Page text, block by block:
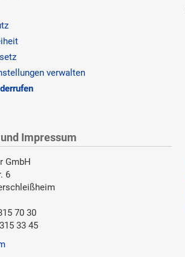
verwalten
Impressum
GmbH
6
70 30
33 45